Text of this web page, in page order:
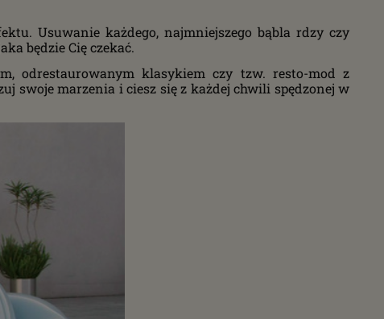
Usuwanie każdego, najmniejszego bąbla rdzy czy
będzie Cię czekać.
odrestaurowanym klasykiem czy tzw. resto-mod z
swoje marzenia i ciesz się z każdej chwili spędzonej w